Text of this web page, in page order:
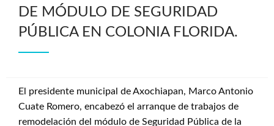
DE MÓDULO DE SEGURIDAD
PÚBLICA EN COLONIA FLORIDA.
El presidente municipal de Axochiapan, Marco Antonio
Cuate Romero, encabezó el arranque de trabajos de
remodelación del módulo de Seguridad Pública de la